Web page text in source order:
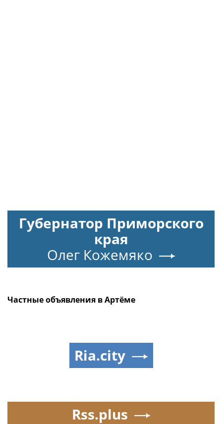
Губернатор Приморского
края
Олег Кожемяко
Частные объявления в Артёме
Ria.city
Rss.plus